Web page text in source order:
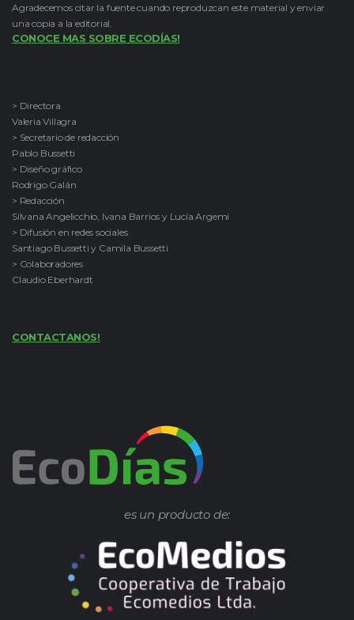
Agradecemos citar la fuente cuando reproduzcan este material y enviar
una copia a la editorial.
CONOCE MAS SOBRE ECODÍAS!
> Directora
Valeria Villagra
> Secretario de redacción
Pablo Bussetti
> Diseño gráfico
Rodrigo Galán
> Redacción
Silvana Angelicchio, Ivana Barrios y Lucía Argemi
> Difusión en redes sociales
Santiago Bussetti y Camila Bussetti
> Colaboradores
Claudio Eberhardt
CONTACTANOS!
es un producto de: